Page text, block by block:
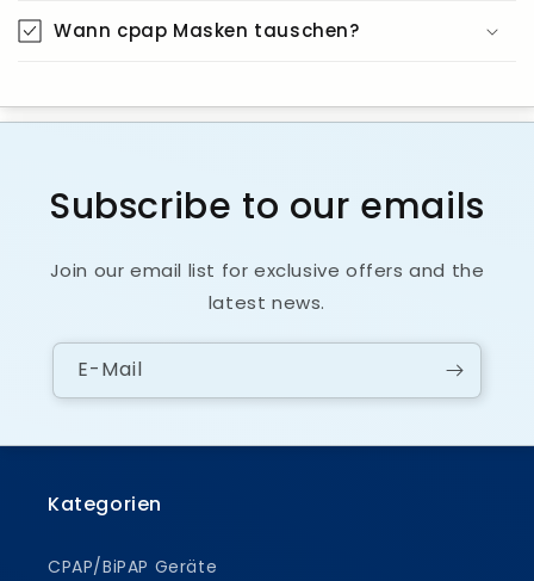
Wann cpap Masken tauschen?
Subscribe to our emails
Join our email list for exclusive offers and the
latest news.
E-Mail
Kategorien
CPAP/BiPAP Geräte